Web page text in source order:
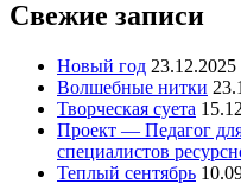
Свежие записи
Новый год 23.12.2025
Волшебные нитки
Творческая суета
Проект — Педагог
специалистов
Теплый сентябрь